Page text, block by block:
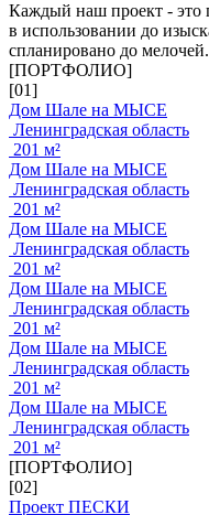
Каждый наш проект - это
в использовании до
спланировано до мелочей.
[ПОРТФОЛИО]
[01]
Дом Шале на МЫСЕ
Ленинградская область
201 м²
Дом Шале на МЫСЕ
Ленинградская область
201 м²
Дом Шале на МЫСЕ
Ленинградская область
201 м²
Дом Шале на МЫСЕ
Ленинградская область
201 м²
Дом Шале на МЫСЕ
Ленинградская область
201 м²
Дом Шале на МЫСЕ
Ленинградская область
201 м²
[ПОРТФОЛИО]
[02]
Проект ПЕСКИ